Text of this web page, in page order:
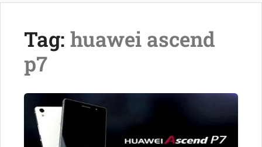
Tag: huawei ascend
p7